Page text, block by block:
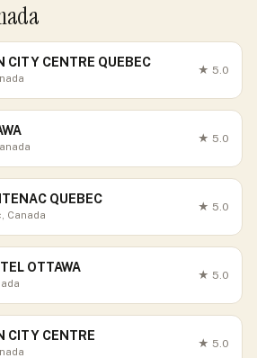
CITY CENTRE QUEBEC
★ 5.0
★ 5.0
QUEBEC
★ 5.0
OTTAWA
★ 5.0
CITY CENTRE
★ 5.0